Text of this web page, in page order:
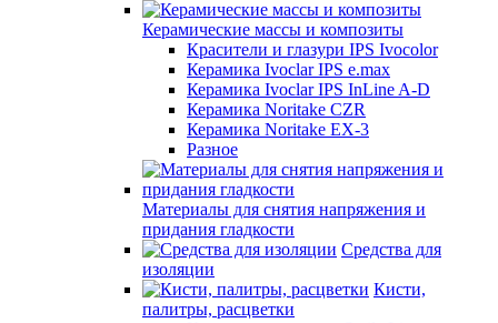
Керамические массы и композиты
Красители и глазури IPS Ivocolor
Керамика Ivoclar IPS e.max
Керамика Ivoclar IPS InLine A-D
Керамика Noritake CZR
Керамика Noritake EX-3
Разное
Материалы для снятия напряжения и
придания гладкости
Средства для
изоляции
Кисти,
палитры, расцветки